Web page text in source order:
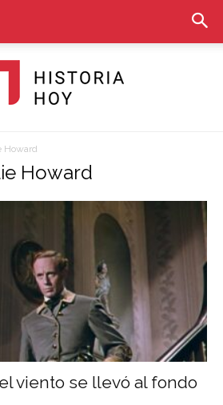
Howard
Howard
viento se llevó al fondo